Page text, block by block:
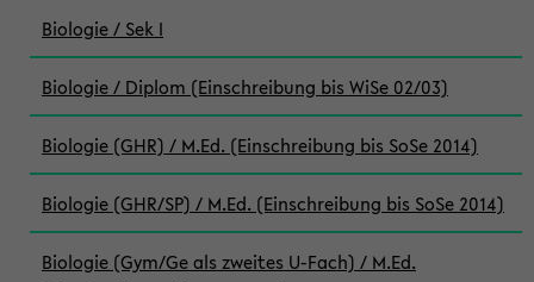
Biologie / Sek I
Biologie / Diplom (Einschreibung bis WiSe 02/03)
Biologie (GHR) / M.Ed. (Einschreibung bis SoSe 2014)
Biologie (GHR/SP) / M.Ed. (Einschreibung bis SoSe 2014)
Biologie (Gym/Ge als zweites U-Fach) / M.Ed.